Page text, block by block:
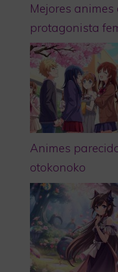
Mejores animes
protagonista
Animes
otokonoko